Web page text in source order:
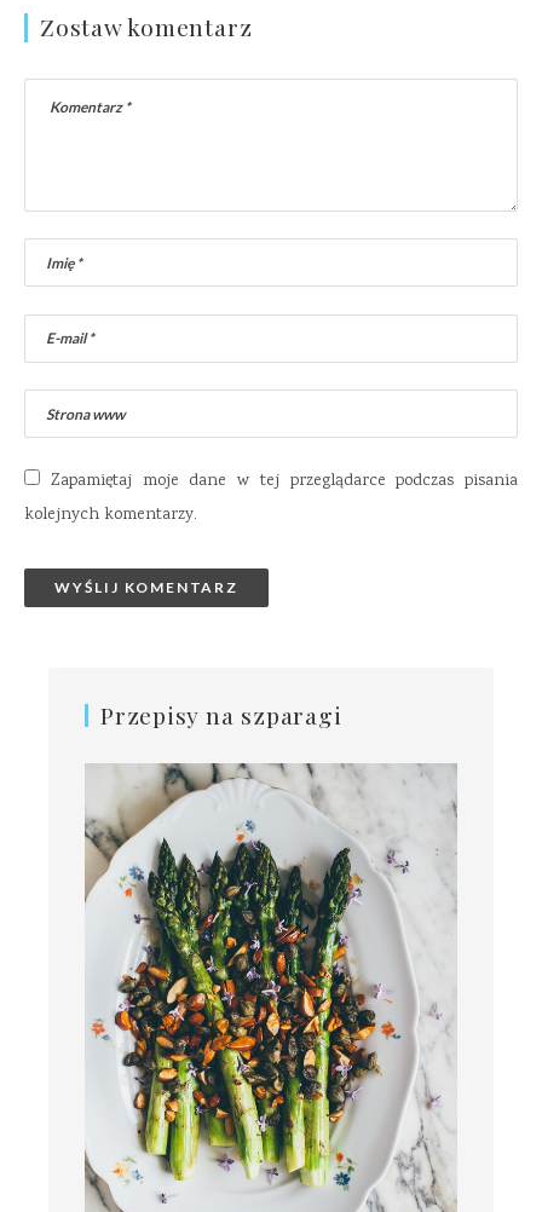
Zostaw komentarz
Zapamiętaj moje dane w tej przeglądarce podczas pisania
kolejnych komentarzy.
Przepisy na szparagi